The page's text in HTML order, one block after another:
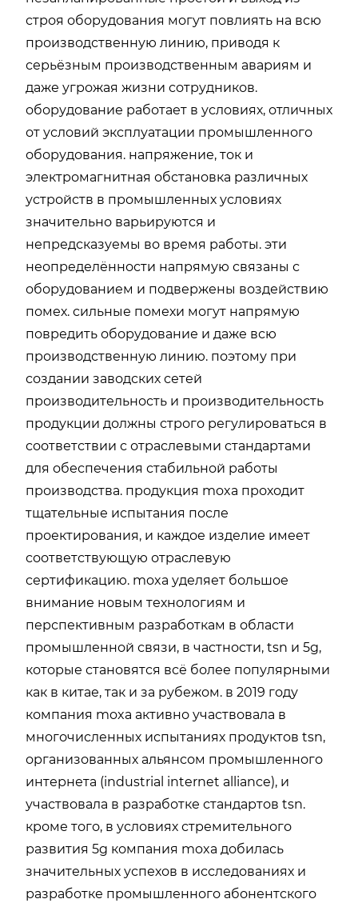
строя оборудования могут повлиять на всю
производственную линию, приводя к
серьёзным производственным авариям и
даже угрожая жизни сотрудников.
оборудование работает в условиях, отличных
от условий эксплуатации промышленного
оборудования. напряжение, ток и
электромагнитная обстановка различных
устройств в промышленных условиях
значительно варьируются и
непредсказуемы во время работы. эти
неопределённости напрямую связаны с
оборудованием и подвержены воздействию
помех. сильные помехи могут напрямую
повредить оборудование и даже всю
производственную линию. поэтому при
создании заводских сетей
производительность и производительность
продукции должны строго регулироваться в
соответствии с отраслевыми стандартами
для обеспечения стабильной работы
производства. продукция moxa проходит
тщательные испытания после
проектирования, и каждое изделие имеет
соответствующую отраслевую
сертификацию. moxa уделяет большое
внимание новым технологиям и
перспективным разработкам в области
промышленной связи, в частности, tsn и 5g,
которые становятся всё более популярными
как в китае, так и за рубежом. в 2019 году
компания moxa активно участвовала в
многочисленных испытаниях продуктов tsn,
организованных альянсом промышленного
интернета (industrial internet alliance), и
участвовала в разработке стандартов tsn.
кроме того, в условиях стремительного
развития 5g компания moxa добилась
значительных успехов в исследованиях и
разработке промышленного абонентского